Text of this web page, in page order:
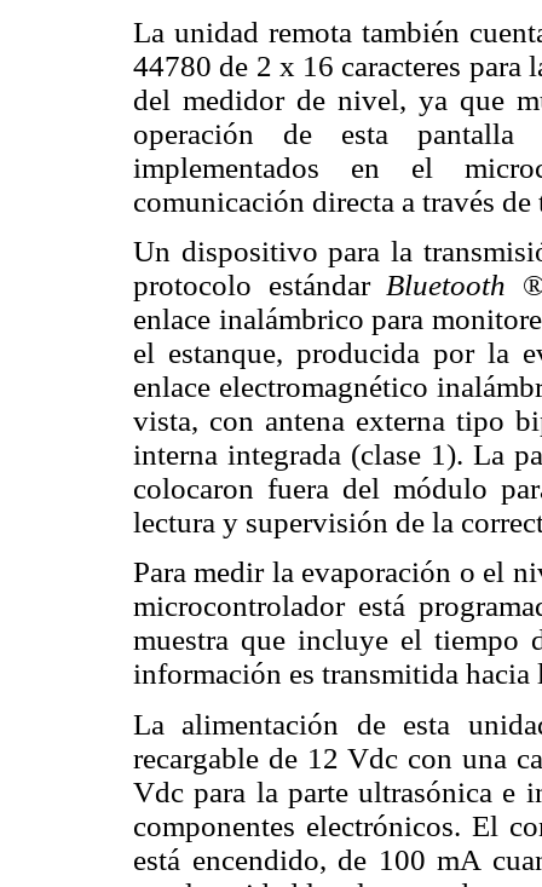
La unidad remota también
44780 de 2 x 16 caracteres
del medidor de nivel, ya que
operación de esta pantalla
implementados en el
comunicación directa a través
Un dispositivo para la
protocolo estándar Bluetooth
enlace inalámbrico para
el estanque, producida por la
enlace electromagnético
vista, con antena externa tipo
interna integrada (clase 1). La
colocaron fuera del módulo
lectura y supervisión de la
Para medir la evaporación o el
microcontrolador está
muestra que incluye el tiempo
información es transmitida
La alimentación de esta
recargable de 12 Vdc con una
Vdc para la parte ultrasónica e
componentes electrónicos. El
está encendido, de 100 mA